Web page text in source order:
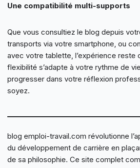
Une compatibilité multi-supports
Que vous consultiez le blog depuis
transports via votre smartphone, ou
avec votre tablette, l’expérience reste
flexibilité s’adapte à votre rythme de
progresser dans votre réflexion
soyez.
blog emploi-travail.com révolutionne
du développement de carrière en
de sa philosophie. Ce site complet